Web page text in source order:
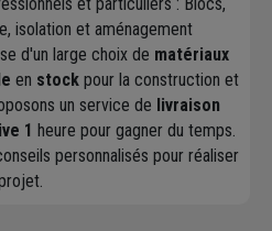
et particuliers : Blocs,
isolation et aménagement
d'un large choix de matériaux
en stock pour la construction et
un service de livraison
1 heure pour gagner du temps.
personnalisés pour réaliser